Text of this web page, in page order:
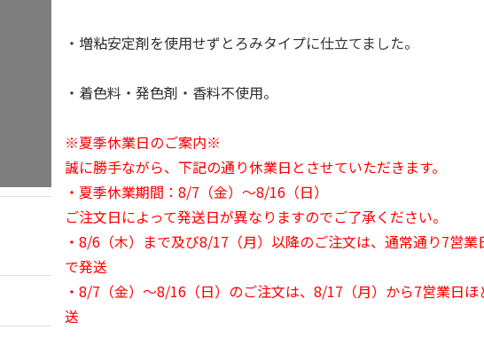
・増粘安定剤を使用せずとろみタイプに仕立てました。
・着色料・発色剤・香料不使用。
※夏季休業日のご案内※
誠に勝手ながら、下記の通り休業日とさせていただきます。
・夏季休業期間：8/7（金）～8/16（日）
ご注文日によって発送日が異なりますのでご了承ください。
・8/6（木）まで及び8/17（月）以降のご注文は、通常通り7営業
で発送
・8/7（金）～8/16（日）のご注文は、8/17（月）から7営業日ほ
送